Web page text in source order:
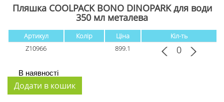
Пляшка COOLPACK BONO DINOPARK для води
350 мл металева
Артикул Колір Ціна
Кіл-ть
Z10966
899.1
В наявності